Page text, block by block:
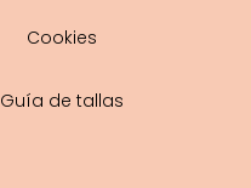
Cookies
Guía de tallas